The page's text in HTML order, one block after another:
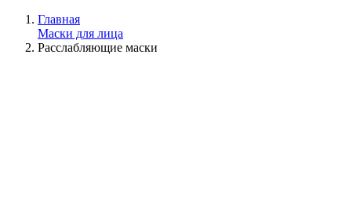
Главная
Маски для лица
Расслабляющие маски